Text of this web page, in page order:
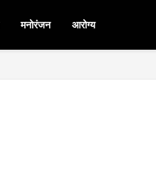
मनोरंजन आरोग्य